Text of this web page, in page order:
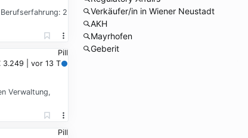
2
Pill
3.249 | vor 13 T
Verwaltung,
Pill
Verkäufer/in in Wiener Neustadt
AKH
Mayrhofen
Geberit